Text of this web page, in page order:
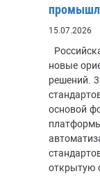
15.07.2026
новые
решений.
основой
открытую